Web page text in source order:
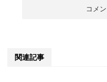
関連記事